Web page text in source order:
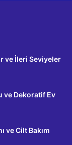
ve İleri Seviyeler
ve Dekoratif Ev
ve Cilt Bakım